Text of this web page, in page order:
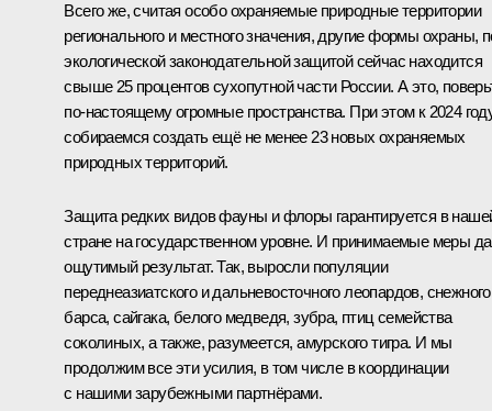
Всего же, считая особо охраняемые природные территории
регионального и местного значения, другие формы охраны,
экологической законодательной защитой сейчас находится
свыше 25 процентов сухопутной части России. А это,
по-настоящему огромные пространства. При этом к 2024
собираемся создать ещё не менее 23 новых охраняемых
природных территорий.
Защита редких видов фауны и флоры гарантируется в
стране на государственном уровне. И принимаемые меры
ощутимый результат. Так, выросли популяции
переднеазиатского и дальневосточного леопардов, снежного
барса, сайгака, белого медведя, зубра, птиц семейства
соколиных, а также, разумеется, амурского тигра. И мы
продолжим все эти усилия, в том числе в координации
с нашими зарубежными партнёрами.